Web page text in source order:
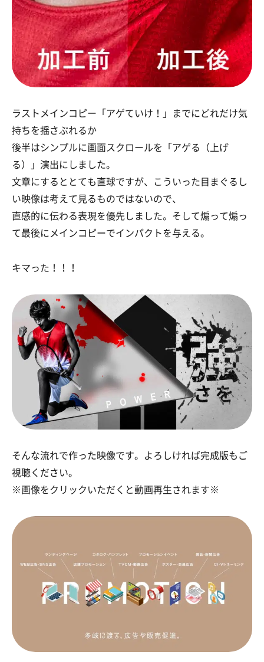
ラストメインコピー「アゲていけ！」までにどれだけ気
持ちを揺さぶれるか
後半はシンプルに画面スクロールを「アゲる（上げ
る）」演出にしました。
文章にするととても直球ですが、こういった目まぐるし
い映像は考えて見るものではないので、
直感的に伝わる表現を優先しました。そして煽って煽っ
て最後にメインコピーでインパクトを与える。
キマった！！！
そんな流れで作った映像です。よろしければ完成版もご
視聴ください。
※画像をクリックいただくと動画再生されます※